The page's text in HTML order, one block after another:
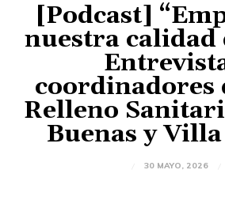
[Podcast]
nuestra calidad
coordinadores
Relleno
Buenas y
30 MAYO, 2026